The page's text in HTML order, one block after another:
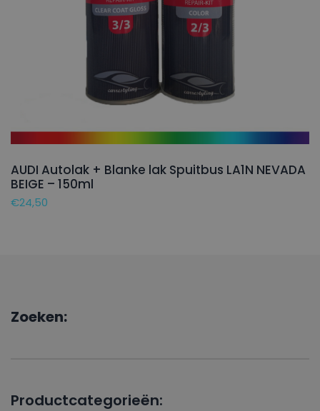
AUDI Autolak + Blanke lak Spuitbus LA1N NEVADA
BEIGE – 150ml
€24,50
Zoeken:
Productcategorieën: